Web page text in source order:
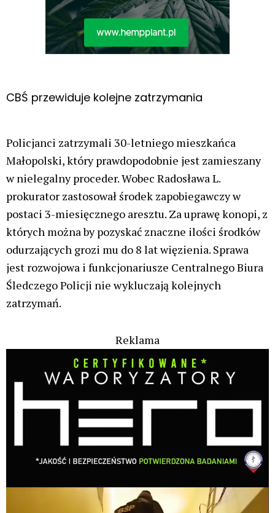
CBŚ przewiduje kolejne zatrzymania
Policjanci zatrzymali 30-letniego mieszkańca
Małopolski, który prawdopodobnie jest zamieszany
w nielegalny proceder. Wobec Radosława L.
prokurator zastosował środek zapobiegawczy w
postaci 3-miesięcznego aresztu. Za uprawę konopi, z
których można by pozyskać znaczne ilości środków
odurzających grozi mu do 8 lat więzienia. Sprawa
jest rozwojowa i funkcjonariusze Centralnego Biura
Śledczego Policji nie wykluczają kolejnych
zatrzymań.
Reklama